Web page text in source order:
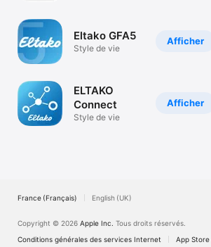
Afficher
Eltako GFA5
Style de vie
Afficher
ELTAKO
Connect
Style de vie
France (Français) English (UK)
Copyright © 2026 Apple Inc. Tous droits réservés.
Conditions générales des services Internet
App